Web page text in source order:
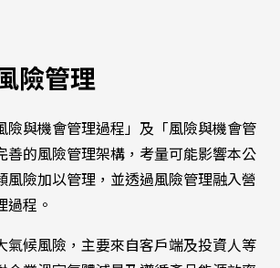
險管理
險與機會管理過程」及「風險與機會管
善的風險管理架構，考量可能影響本公
風險加以管理，並透過風險管理融入營
過程。
氣候風險，主要來自客戶端及投資人等